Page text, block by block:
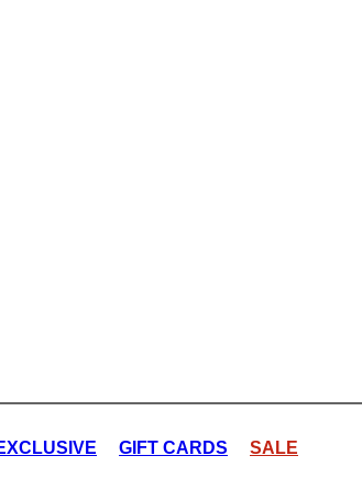
GIFT CARDS SALE